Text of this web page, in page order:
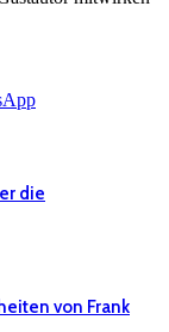
die
von Frank